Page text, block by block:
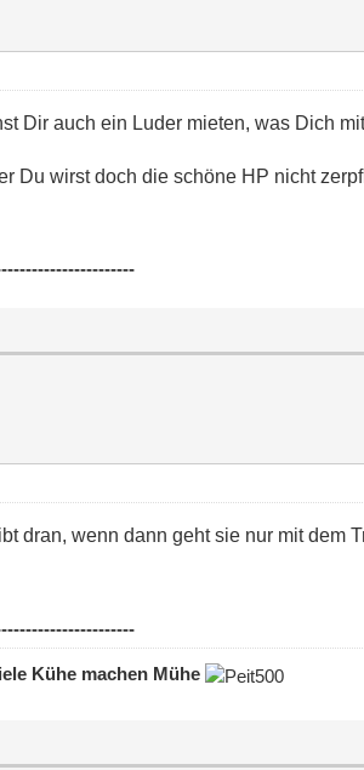
Dir auch ein Luder mieten, was Dich
Du wirst doch die schöne HP nicht
dran, wenn dann geht sie nur mit dem
Kühe machen Mühe